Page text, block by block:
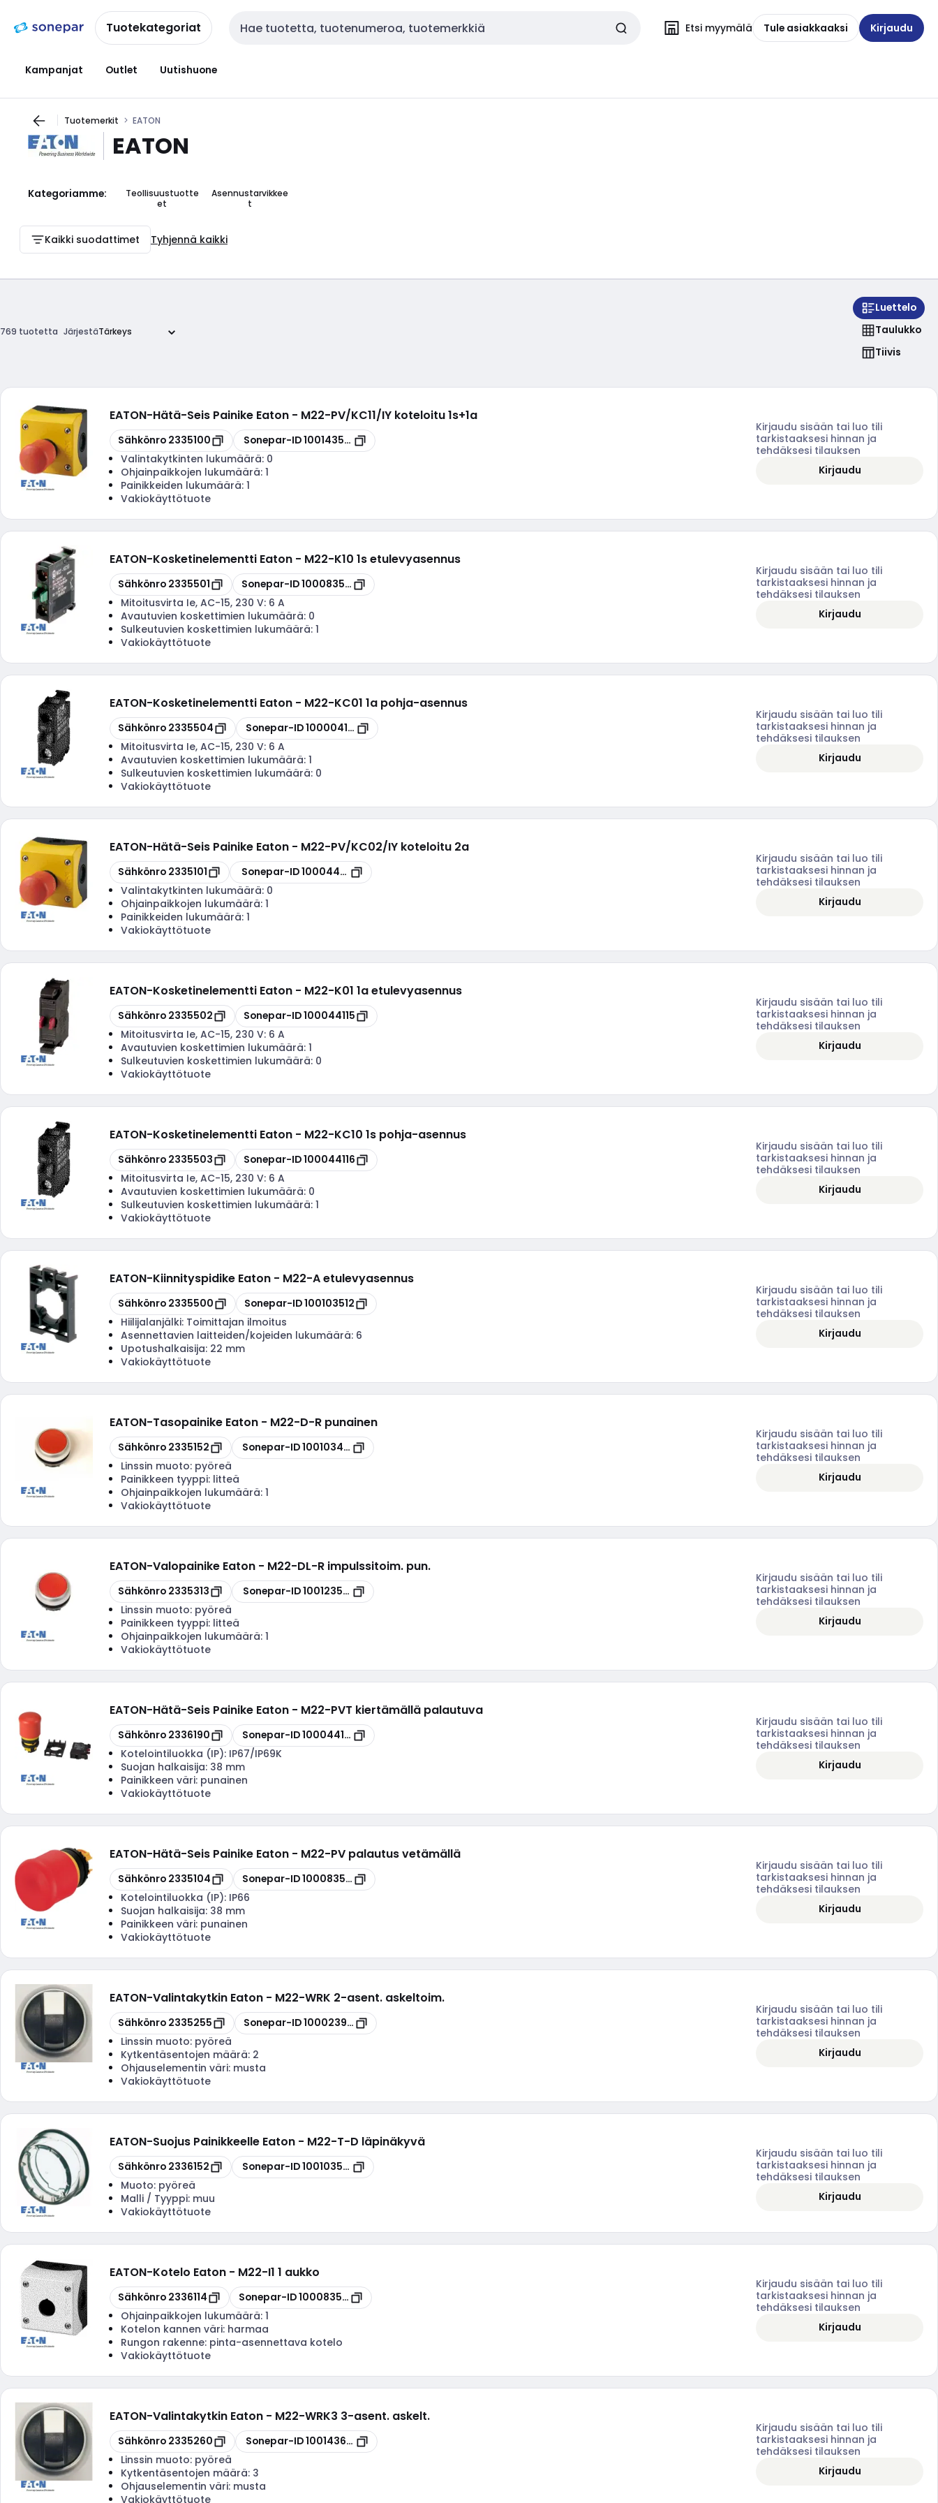
navigointiinsisältöönTuotekategoriat Haku Etsi myymälä Tule asiakkaaksi Kirjaudu
Kampanjat Outlet Uutishuone
Tuotemerkit EATON
EATON
Kategoriamme:
Teollisuustuotte
et
Asennustarvikkee
t
Kaikki suodattimet Tyhjennä kaikki
769 tuotetta Järjestä
Luettelo
Taulukko
Tiivis
EATON-Hätä-Seis Painike Eaton - M22-PV/KC11/IY koteloitu 1s+1a
Kopioi
Sähkönro 2335100 Kopioi
Sonepar-ID100143596
Valintakytkinten lukumäärä: 0
Ohjainpaikkojen lukumäärä: 1
Painikkeiden lukumäärä: 1
Vakiokäyttötuote
Kirjaudu sisään tai luo tili
tarkistaaksesi hinnan ja
tehdäksesi tilauksen
Kirjaudu
EATON-Kosketinelementti Eaton - M22-K10 1s etulevyasennus
Kopioi
Sähkönro 2335501 Kopioi
Sonepar-ID100083564
Mitoitusvirta Ie, AC-15, 230 V: 6 A
Avautuvien koskettimien lukumäärä: 0
Sulkeutuvien koskettimien lukumäärä: 1
Vakiokäyttötuote
Kirjaudu sisään tai luo tili
tarkistaaksesi hinnan ja
tehdäksesi tilauksen
Kirjaudu
EATON-Kosketinelementti Eaton - M22-KC01 1a pohja-asennus
Kopioi
Sähkönro 2335504 Kopioi
Sonepar-ID100004134
Mitoitusvirta Ie, AC-15, 230 V: 6 A
Avautuvien koskettimien lukumäärä: 1
Sulkeutuvien koskettimien lukumäärä: 0
Vakiokäyttötuote
Kirjaudu sisään tai luo tili
tarkistaaksesi hinnan ja
tehdäksesi tilauksen
Kirjaudu
EATON-Hätä-Seis Painike Eaton - M22-PV/KC02/IY koteloitu 2a
Kopioi
Sähkönro 2335101 Kopioi
Sonepar-ID100044095
Valintakytkinten lukumäärä: 0
Ohjainpaikkojen lukumäärä: 1
Painikkeiden lukumäärä: 1
Vakiokäyttötuote
Kirjaudu sisään tai luo tili
tarkistaaksesi hinnan ja
tehdäksesi tilauksen
Kirjaudu
EATON-Kosketinelementti Eaton - M22-K01 1a etulevyasennus
Kopioi
Sähkönro 2335502 Kopioi
Sonepar-ID100044115
Mitoitusvirta Ie, AC-15, 230 V: 6 A
Avautuvien koskettimien lukumäärä: 1
Sulkeutuvien koskettimien lukumäärä: 0
Vakiokäyttötuote
Kirjaudu sisään tai luo tili
tarkistaaksesi hinnan ja
tehdäksesi tilauksen
Kirjaudu
EATON-Kosketinelementti Eaton - M22-KC10 1s pohja-asennus
Kopioi
Sähkönro 2335503 Kopioi
Sonepar-ID100044116
Mitoitusvirta Ie, AC-15, 230 V: 6 A
Avautuvien koskettimien lukumäärä: 0
Sulkeutuvien koskettimien lukumäärä: 1
Vakiokäyttötuote
Kirjaudu sisään tai luo tili
tarkistaaksesi hinnan ja
tehdäksesi tilauksen
Kirjaudu
EATON-Kiinnityspidike Eaton - M22-A etulevyasennus
Kopioi
Sähkönro 2335500 Kopioi
Sonepar-ID100103512
Hiilijalanjälki: Toimittajan ilmoitus
Asennettavien laitteiden/kojeiden lukumäärä: 6
Upotushalkaisija: 22 mm
Vakiokäyttötuote
Kirjaudu sisään tai luo tili
tarkistaaksesi hinnan ja
tehdäksesi tilauksen
Kirjaudu
EATON-Tasopainike Eaton - M22-D-R punainen
Kopioi
Sähkönro 2335152 Kopioi
Sonepar-ID100103494
Linssin muoto: pyöreä
Painikkeen tyyppi: litteä
Ohjainpaikkojen lukumäärä: 1
Vakiokäyttötuote
Kirjaudu sisään tai luo tili
tarkistaaksesi hinnan ja
tehdäksesi tilauksen
Kirjaudu
EATON-Valopainike Eaton - M22-DL-R impulssitoim. pun.
Kopioi
Sähkönro 2335313 Kopioi
Sonepar-ID100123574
Linssin muoto: pyöreä
Painikkeen tyyppi: litteä
Ohjainpaikkojen lukumäärä: 1
Vakiokäyttötuote
Kirjaudu sisään tai luo tili
tarkistaaksesi hinnan ja
tehdäksesi tilauksen
Kirjaudu
EATON-Hätä-Seis Painike Eaton - M22-PVT kiertämällä palautuva
Kopioi
Sähkönro 2336190 Kopioi
Sonepar-ID100044150
Kotelointiluokka (IP): IP67/IP69K
Suojan halkaisija: 38 mm
Painikkeen väri: punainen
Vakiokäyttötuote
Kirjaudu sisään tai luo tili
tarkistaaksesi hinnan ja
tehdäksesi tilauksen
Kirjaudu
EATON-Hätä-Seis Painike Eaton - M22-PV palautus vetämällä
Kopioi
Sähkönro 2335104 Kopioi
Sonepar-ID100083540
Kotelointiluokka (IP): IP66
Suojan halkaisija: 38 mm
Painikkeen väri: punainen
Vakiokäyttötuote
Kirjaudu sisään tai luo tili
tarkistaaksesi hinnan ja
tehdäksesi tilauksen
Kirjaudu
EATON-Valintakytkin Eaton - M22-WRK 2-asent. askeltoim.
Kopioi
Sähkönro 2335255 Kopioi
Sonepar-ID100023999
Linssin muoto: pyöreä
Kytkentäsentojen määrä: 2
Ohjauselementin väri: musta
Vakiokäyttötuote
Kirjaudu sisään tai luo tili
tarkistaaksesi hinnan ja
tehdäksesi tilauksen
Kirjaudu
EATON-Suojus Painikkeelle Eaton - M22-T-D läpinäkyvä
Kopioi
Sähkönro 2336152 Kopioi
Sonepar-ID100103553
Muoto: pyöreä
Malli / Tyyppi: muu
Vakiokäyttötuote
Kirjaudu sisään tai luo tili
tarkistaaksesi hinnan ja
tehdäksesi tilauksen
Kirjaudu
EATON-Kotelo Eaton - M22-I1 1 aukko
Kopioi
Sähkönro 2336114 Kopioi
Sonepar-ID100083595
Ohjainpaikkojen lukumäärä: 1
Kotelon kannen väri: harmaa
Rungon rakenne: pinta-asennettava kotelo
Vakiokäyttötuote
Kirjaudu sisään tai luo tili
tarkistaaksesi hinnan ja
tehdäksesi tilauksen
Kirjaudu
EATON-Valintakytkin Eaton - M22-WRK3 3-asent. askelt.
Kopioi
Sähkönro 2335260 Kopioi
Sonepar-ID100143607
Linssin muoto: pyöreä
Kytkentäsentojen määrä: 3
Ohjauselementin väri: musta
Vakiokäyttötuote
Kirjaudu sisään tai luo tili
tarkistaaksesi hinnan ja
tehdäksesi tilauksen
Kirjaudu